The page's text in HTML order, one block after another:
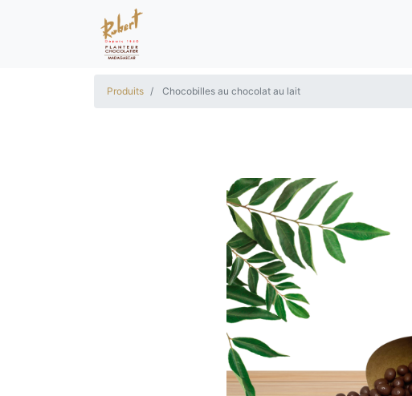
Produits Chocobilles au chocolat au lait